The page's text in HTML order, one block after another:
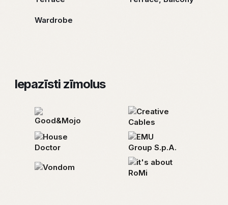
Wardrobe
Iepazīsti zīmolus